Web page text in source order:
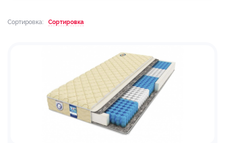
Сортировка: Сортировка